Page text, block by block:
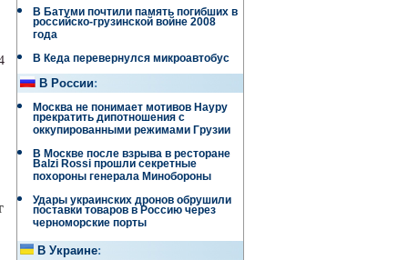
В Батуми почтили память погибших в
российско-грузинской войне 2008
года
В Кеда перевернулся микроавтобус
В России:
Москва не понимает мотивов Науру
прекратить дипотношения с
оккупированными режимами Грузии
В Москве после взрыва в ресторане
Balzi Rossi прошли секретные
похороны генерала Минобороны
Удары украинских дронов обрушили
поставки товаров в Россию через
черноморские порты
В Украине: